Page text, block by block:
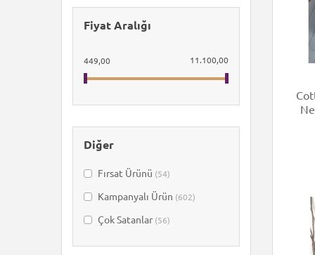
Fiyat Aralığı
449,00 11.100,00
Diğer
Fırsat Ürünü (54)
Kampanyalı Ürün (602)
Çok Satanlar (56)